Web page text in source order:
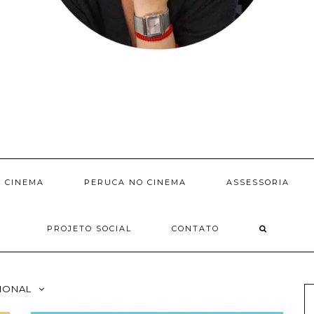
CINEMA PERUCA NO CINEMA ASSESSORIA
PROJETO SOCIAL CONTATO